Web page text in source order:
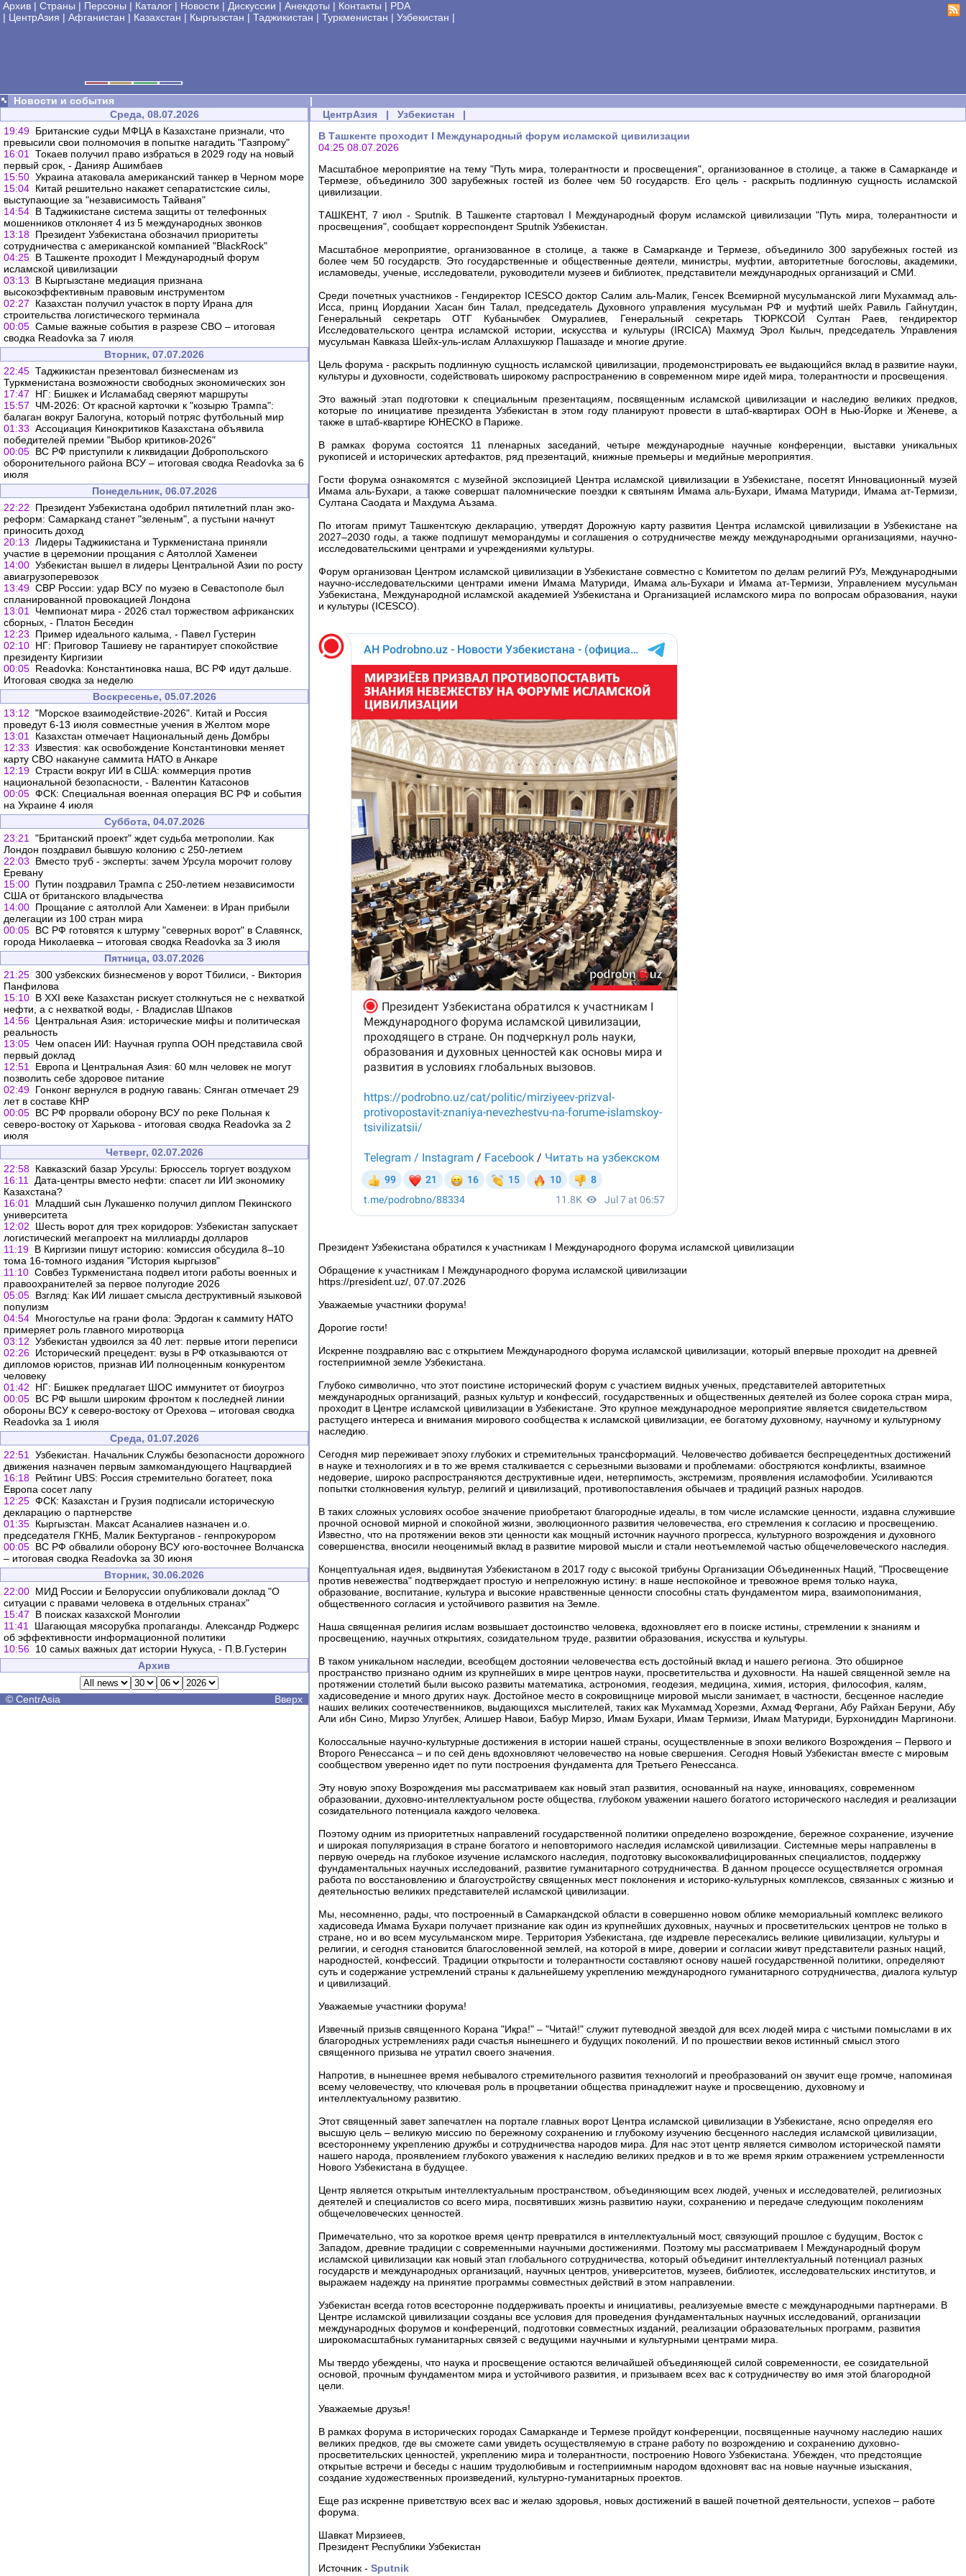
Архив | Страны | Персоны | Каталог | Новости | Дискуссии | Анекдоты | Контакты | PDA
| ЦентрАзия | Афганистан | Казахстан | Кыргызстан | Таджикистан | Туркменистан | Узбекистан |
Новости и события
|
Среда, 08.07.2026
19:49 Британские судьи МФЦА в Казахстане признали, что
превысили свои полномочия в попытке нагадить "Газпрому"
16:01
Токаев получил право избраться в 2029 году на новый
первый срок, - Данияр Ашимбаев
15:50 Украина атаковала американский танкер в Черном море
15:04 Китай решительно накажет сепаратистские силы,
выступающие за "независимость Тайваня"
14:54 В Таджикистане система защиты от телефонных
мошенников отклоняет 4 из 5 международных звонков
13:18 Президент Узбекистана обозначил приоритеты
сотрудничества с американской компанией "BlackRock"
04:25 В Ташкенте проходит I Международный форум
исламской цивилизации
03:13
В Кыргызстане медиация признана
высокоэффективным правовым инструментом
02:27
Казахстан получил участок в порту Ирана для
строительства логистического терминала
00:05 Самые важные события в разрезе СВО – итоговая
сводка Readovka за 7 июля
Вторник, 07.07.2026
22:45 Таджикистан презентовал бизнесменам из
Туркменистана возможности свободных экономических зон
17:47
НГ: Бишкек и Исламабад сверяют маршруты
15:57
ЧМ-2026: От красной карточки к "козырю Трампа":
балаган вокруг Балогуна, который потряс футбольный мир
01:33 Ассоциация Кинокритиков Казахстана объявила
победителей премии "Выбор критиков-2026"
00:05 ВС РФ приступили к ликвидации Добропольского
оборонительного района ВСУ – итоговая сводка Readovka за 6
июля
Понедельник, 06.07.2026
22:22
Президент Узбекистана одобрил пятилетний план эко-
реформ: Самарканд станет "зеленым", а пустыни начнут
приносить доход
20:13 Лидеры Таджикистана и Туркменистана приняли
участие в церемонии прощания с Аятоллой Хаменеи
14:00 Узбекистан вышел в лидеры Центральной Азии по росту
авиагрузоперевозок
13:49 СВР России: удар ВСУ по музею в Севастополе был
спланированной провокацией Лондона
13:01
Чемпионат мира - 2026 стал торжеством африканских
сборных, - Платон Беседин
12:23
Пример идеального калыма, - Павел Густерин
02:10 НГ: Приговор Ташиеву не гарантирует спокойствие
президенту Киргизии
00:05 Readovka: Константиновка наша, ВС РФ идут дальше.
Итоговая сводка за неделю
Воскресенье, 05.07.2026
13:12 "Морское взаимодействие-2026". Китай и Россия
проведут 6-13 июля совместные учения в Желтом море
13:01
Казахстан отмечает Национальный день Домбры
12:33
Известия: как освобождение Константиновки меняет
карту СВО накануне саммита НАТО в Анкаре
12:19 Страсти вокруг ИИ в США: коммерция против
национальной безопасности, - Валентин Катасонов
00:05 ФСК: Специальная военная операция ВС РФ и события
на Украине 4 июля
Суббота, 04.07.2026
23:21
"Британский проект" ждет судьба метрополии. Как
Лондон поздравил бывшую колонию с 250-летием
22:03
Вместо труб - эксперты: зачем Урсула морочит голову
Еревану
15:00 Путин поздравил Трампа с 250-летием независимости
США от британского владычества
14:00 Прощание с аятоллой Али Хаменеи: в Иран прибыли
делегации из 100 стран мира
00:05 ВС РФ готовятся к штурму "северных ворот" в Славянск,
города Николаевка – итоговая сводка Readovka за 3 июля
Пятница, 03.07.2026
21:25 300 узбекских бизнесменов у ворот Тбилиси, - Виктория
Панфилова
15:10 В XXI веке Казахстан рискует столкнуться не с нехваткой
нефти, а с нехваткой воды, - Владислав Шпаков
14:56 Центральная Азия: исторические мифы и политическая
реальность
13:05 Чем опасен ИИ: Научная группа ООН представила свой
первый доклад
12:51
Европа и Центральная Азия: 60 млн человек не могут
позволить себе здоровое питание
02:49 Гонконг вернулся в родную гавань: Сянган отмечает 29
лет в составе КНР
00:05 ВС РФ прорвали оборону ВСУ по реке Польная к
северо-востоку от Харькова - итоговая сводка Readovka за 2
июля
Четверг, 02.07.2026
22:58 Кавказский базар Урсулы: Брюссель торгует воздухом
16:11
Дата-центры вместо нефти: спасет ли ИИ экономику
Казахстана?
16:01
Младший сын Лукашенко получил диплом Пекинского
университета
12:02
Шесть ворот для трех коридоров: Узбекистан запускает
логистический мегапроект на миллиарды долларов
11:19 В Киргизии пишут историю: комиссия обсудила 8–10
тома 16-томного издания "История кыргызов"
11:10 Совбез Туркменистана подвел итоги работы военных и
правоохранителей за первое полугодие 2026
05:05 Взгляд: Как ИИ лишает смысла деструктивный языковой
популизм
04:54 Многостулье на грани фола: Эрдоган к саммиту НАТО
примеряет роль главного миротворца
03:12 Узбекистан удвоился за 40 лет: первые итоги переписи
02:26 Исторический прецедент: вузы в РФ отказываются от
дипломов юристов, признав ИИ полноценным конкурентом
человеку
01:42
НГ: Бишкек предлагает ШОС иммунитет от биоугроз
00:05 ВС РФ вышли широким фронтом к последней линии
обороны ВСУ к северо-востоку от Орехова – итоговая сводка
Readovka за 1 июля
Среда, 01.07.2026
22:51
Узбекистан. Начальник Службы безопасности дорожного
движения назначен первым замкомандующего Нацгвардией
16:18 Рейтинг UBS: Россия стремительно богатеет, пока
Европа сосет лапу
12:25 ФСК: Казахстан и Грузия подписали историческую
декларацию о партнерстве
01:35 Кыргызстан. Максат Асаналиев назначен и.о.
председателя ГКНБ, Малик Бектурганов - генпрокурором
00:05 ВС РФ обвалили оборону ВСУ юго-восточнее Волчанска
– итоговая сводка Readovka за 30 июня
Вторник, 30.06.2026
22:00 МИД России и Белоруссии опубликовали доклад "О
ситуации с правами человека в отдельных странах"
15:47
В поисках казахской Монголии
11:41
Шагающая мясорубка пропаганды. Александр Роджерс
об эффективности информационной политики
10:56 10 самых важных дат истории Нукуса, - П.В.Густерин
Архив
© CentrAsia Вверх
ЦентрАзия | Узбекистан |
В Ташкенте проходит I Международный форум исламской цивилизации
04:25 08.07.2026
Масштабное мероприятие на тему "Путь мира, толерантности и просвещения", организованное в столице, а также в Самарканде и
Термезе, объединило 300 зарубежных гостей из более чем 50 государств. Его цель - раскрыть подлинную сущность исламской
цивилизации.
ТАШКЕНТ, 7 июл - Sputnik. В Ташкенте стартовал I Международный форум исламской цивилизации "Путь мира, толерантности и
просвещения", сообщает корреспондент Sputnik Узбекистан.
Масштабное мероприятие, организованное в столице, а также в Самарканде и Термезе, объединило 300 зарубежных гостей из
более чем 50 государств. Это государственные и общественные деятели, министры, муфтии, авторитетные богословы, академики,
исламоведы, ученые, исследователи, руководители музеев и библиотек, представители международных организаций и СМИ.
Среди почетных участников - Гендиректор ICESCO доктор Салим аль-Малик, Генсек Всемирной мусульманской лиги Мухаммад аль-
Исса, принц Иордании Хасан бин Талал, председатель Духовного управления мусульман РФ и муфтий шейх Равиль Гайнутдин,
Генеральный секретарь ОТГ Кубанычбек Омуралиев, Генеральный секретарь ТЮРКСОЙ Султан Раев, гендиректор
Исследовательского центра исламской истории, искусства и культуры (IRCICA) Махмуд Эрол Кылыч, председатель Управления
мусульман Кавказа Шейх-уль-ислам Аллахшукюр Пашазаде и многие другие.
Цель форума - раскрыть подлинную сущность исламской цивилизации, продемонстрировать ее выдающийся вклад в развитие науки,
культуры и духовности, содействовать широкому распространению в современном мире идей мира, толерантности и просвещения.
Это важный этап подготовки к специальным презентациям, посвященным исламской цивилизации и наследию великих предков,
которые по инициативе президента Узбекистан в этом году планируют провести в штаб-квартирах ООН в Нью-Йорке и Женеве, а
также в штаб-квартире ЮНЕСКО в Париже.
В рамках форума состоятся 11 пленарных заседаний, четыре международные научные конференции, выставки уникальных
рукописей и исторических артефактов, ряд презентаций, книжные премьеры и медийные мероприятия.
Гости форума ознакомятся с музейной экспозицией Центра исламской цивилизации в Узбекистане, посетят Инновационный музей
Имама аль-Бухари, а также совершат паломнические поездки к святыням Имама аль-Бухари, Имама Матуриди, Имама ат-Термизи,
Султана Саодата и Махдума Аъзама.
По итогам примут Ташкентскую декларацию, утвердят Дорожную карту развития Центра исламской цивилизации в Узбекистане на
2027–2030 годы, а также подпишут меморандумы и соглашения о сотрудничестве между международными организациями, научно-
исследовательскими центрами и учреждениями культуры.
Форум организован Центром исламской цивилизации в Узбекистане совместно с Комитетом по делам религий РУз, Международными
научно-исследовательскими центрами имени Имама Матуриди, Имама аль-Бухари и Имама ат-Термизи, Управлением мусульман
Узбекистана, Международной исламской академией Узбекистана и Организацией исламского мира по вопросам образования, науки
и культуры (ICESCO).
Президент Узбекистана обратился к участникам I Международного форума исламской цивилизации
Обращение к участникам I Международного форума исламской цивилизации
https://president.uz/, 07.07.2026
Уважаемые участники форума!
Дорогие гости!
Искренне поздравляю вас с открытием Международного форума исламской цивилизации, который впервые проходит на древней
гостеприимной земле Узбекистана.
Глубоко символично, что этот поистине исторический форум с участием видных ученых, представителей авторитетных
международных организаций, разных культур и конфессий, государственных и общественных деятелей из более сорока стран мира,
проходит в Центре исламской цивилизации в Узбекистане. Это крупное международное мероприятие является свидетельством
растущего интереса и внимания мирового сообщества к исламской цивилизации, ее богатому духовному, научному и культурному
наследию.
Сегодня мир переживает эпоху глубоких и стремительных трансформаций. Человечество добивается беспрецедентных достижений
в науке и технологиях и в то же время сталкивается с серьезными вызовами и проблемами: обостряются конфликты, взаимное
недоверие, широко распространяются деструктивные идеи, нетерпимость, экстремизм, проявления исламофобии. Усиливаются
попытки столкновения культур, религий и цивилизаций, противопоставления обычаев и традиций разных народов.
В таких сложных условиях особое значение приобретают благородные идеалы, в том числе исламские ценности, издавна служившие
прочной основой мирной и спокойной жизни, эволюционного развития человечества, его стремления к согласию и просвещению.
Известно, что на протяжении веков эти ценности как мощный источник научного прогресса, культурного возрождения и духовного
совершенства, вносили неоценимый вклад в развитие мировой мысли и стали неотъемлемой частью общечеловеческого наследия.
Концептуальная идея, выдвинутая Узбекистаном в 2017 году с высокой трибуны Организации Объединенных Наций, "Просвещение
против невежества" подтверждает простую и непреложную истину: в наше неспокойное и тревожное время только наука,
образование, воспитание, культура и высокие нравственные ценности способны стать фундаментом мира, взаимопонимания,
общественного согласия и устойчивого развития на Земле.
Наша священная религия ислам возвышает достоинство человека, вдохновляет его в поиске истины, стремлении к знаниям и
просвещению, научных открытиях, созидательном труде, развитии образования, искусства и культуры.
В таком уникальном наследии, всеобщем достоянии человечества есть достойный вклад и нашего региона. Это обширное
пространство признано одним из крупнейших в мире центров науки, просветительства и духовности. На нашей священной земле на
протяжении столетий были высоко развиты математика, астрономия, геодезия, медицина, химия, история, философия, калям,
хадисоведение и много других наук. Достойное место в сокровищнице мировой мысли занимает, в частности, бесценное наследие
наших великих соотечественников, выдающихся мыслителей, таких как Мухаммад Хорезми, Ахмад Фергани, Абу Райхан Беруни, Абу
Али ибн Сино, Мирзо Улугбек, Алишер Навои, Бабур Мирзо, Имам Бухари, Имам Термизи, Имам Матуриди, Бурхониддин Маргинони.
Колоссальные научно-культурные достижения в истории нашей страны, осуществленные в эпохи великого Возрождения – Первого и
Второго Ренессанса – и по сей день вдохновляют человечество на новые свершения. Сегодня Новый Узбекистан вместе с мировым
сообществом уверенно идет по пути построения фундамента для Третьего Ренессанса.
Эту новую эпоху Возрождения мы рассматриваем как новый этап развития, основанный на науке, инновациях, современном
образовании, духовно-интеллектуальном росте общества, глубоком уважении нашего богатого исторического наследия и реализации
созидательного потенциала каждого человека.
Поэтому одним из приоритетных направлений государственной политики определено возрождение, бережное сохранение, изучение
и широкая популяризация в стране богатого и неповторимого наследия исламской цивилизации. Системные меры направлены в
первую очередь на глубокое изучение исламского наследия, подготовку высококвалифицированных специалистов, поддержку
фундаментальных научных исследований, развитие гуманитарного сотрудничества. В данном процессе осуществляется огромная
работа по восстановлению и благоустройству священных мест поклонения и историко-культурных комплексов, связанных с жизнью и
деятельностью великих представителей исламской цивилизации.
Мы, несомненно, рады, что построенный в Самаркандской области в совершенно новом облике мемориальный комплекс великого
хадисоведа Имама Бухари получает признание как один из крупнейших духовных, научных и просветительских центров не только в
стране, но и во всем мусульманском мире. Территория Узбекистана, где издревле пересекались великие цивилизации, культуры и
религии, и сегодня становится благословенной землей, на которой в мире, доверии и согласии живут представители разных наций,
народностей, конфессий. Традиции открытости и толерантности составляют основу нашей государственной политики, определяют
суть и содержание устремлений страны к дальнейшему укреплению международного гуманитарного сотрудничества, диалога культур
и цивилизаций.
Уважаемые участники форума!
Извечный призыв священного Корана "Иқра!" – "Читай!" служит путеводной звездой для всех людей мира с чистыми помыслами в их
благородных устремлениях ради счастья нынешнего и будущих поколений. И по прошествии веков истинный смысл этого
священного призыва не утратил своего значения.
Напротив, в нынешнее время небывалого стремительного развития технологий и преобразований он звучит еще громче, напоминая
всему человечеству, что ключевая роль в процветании общества принадлежит науке и просвещению, духовному и
интеллектуальному развитию.
Этот священный завет запечатлен на портале главных ворот Центра исламской цивилизации в Узбекистане, ясно определяя его
высшую цель – великую миссию по бережному сохранению и глубокому изучению бесценного наследия исламской цивилизации,
всестороннему укреплению дружбы и сотрудничества народов мира. Для нас этот центр является символом исторической памяти
нашего народа, проявлением глубокого уважения к наследию великих предков и в то же время ярким отражением устремленности
Нового Узбекистана в будущее.
Центр является открытым интеллектуальным пространством, объединяющим всех людей, ученых и исследователей, религиозных
деятелей и специалистов со всего мира, посвятивших жизнь развитию науки, сохранению и передаче следующим поколениям
общечеловеческих ценностей.
Примечательно, что за короткое время центр превратился в интеллектуальный мост, связующий прошлое с будущим, Восток с
Западом, древние традиции с современными научными достижениями. Поэтому мы рассматриваем I Международный форум
исламской цивилизации как новый этап глобального сотрудничества, который объединит интеллектуальный потенциал разных
государств и международных организаций, научных центров, университетов, музеев, библиотек, исследовательских институтов, и
выражаем надежду на принятие программы совместных действий в этом направлении.
Узбекистан всегда готов всесторонне поддерживать проекты и инициативы, реализуемые вместе с международными партнерами. В
Центре исламской цивилизации созданы все условия для проведения фундаментальных научных исследований, организации
международных форумов и конференций, подготовки совместных изданий, реализации образовательных программ, развития
широкомасштабных гуманитарных связей с ведущими научными и культурными центрами мира.
Мы твердо убеждены, что наука и просвещение остаются величайшей объединяющей силой современности, ее созидательной
основой, прочным фундаментом мира и устойчивого развития, и призываем всех вас к сотрудничеству во имя этой благородной
цели.
Уважаемые друзья!
В рамках форума в исторических городах Самарканде и Термезе пройдут конференции, посвященные научному наследию наших
великих предков, где вы сможете сами увидеть осуществляемую в стране работу по возрождению и сохранению духовно-
просветительских ценностей, укреплению мира и толерантности, построению Нового Узбекистана. Убежден, что предстоящие
открытые встречи и беседы с нашим трудолюбивым и гостеприимным народом вдохновят вас на новые научные изыскания,
создание художественных произведений, культурно-гуманитарных проектов.
Еще раз искренне приветствую всех вас и желаю здоровья, новых достижений в вашей почетной деятельности, успехов – работе
форума.
Шавкат Мирзиеев,
Президент Республики Узбекистан
Источник - Sputnik